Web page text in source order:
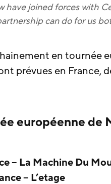
have joined forces with
can do for us
en tournée
prévues en France,
européenne de
– La Machine Du
– L’etage